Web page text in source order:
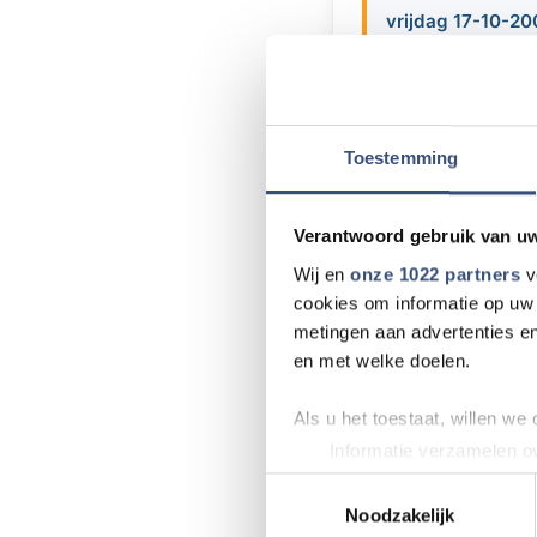
Toestemming
Verantwoord gebruik van
Wij en onze 1022 partners
cookies om informatie op
metingen aan advertenties
en met welke doelen.
Als u het toestaat, willen we
Informatie verzamelen
Uw apparaat
Lees meer over hoe uw
Noodzakelijk
vrijdag 17-10-
luistert, of u nou
verleent door
Meer
Beach
kritisch
Terwijl